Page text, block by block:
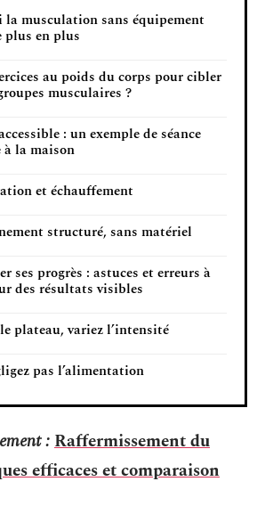
la musculation sans équipement
plus en plus
au poids du corps pour cibler
musculaires ?
: un exemple de séance
à la maison
et échauffement
structuré, sans matériel
ses progrès : astuces et erreurs à
des résultats visibles
plateau, variez l’intensité
pas l’alimentation
:Raffermissement du
efficaces et comparaison